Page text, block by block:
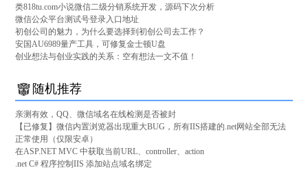
类818tu.com小说微信二级分销系统开发，源码下次分析
微信公众平台测试号登录入口地址
初创公司的魅力，为什么要选择到初创公司去工作？
安国AU6989量产工具，可修复金士顿U盘
创业想法与创业实践的关系：空有想法一文不值！
随机推荐
亲测有效，QQ、微信域名在线检测是否被封
【已修复】微信内置浏览器出现重大BUG，所有IIS搭建的.net网站全部无法
正常使用（仅限安卓）
在ASP.NET MVC 中获取当前URL、controller、action
.net C# 程序控制IIS 添加站点域名绑定